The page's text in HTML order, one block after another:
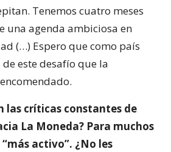
Tenemos cuatro meses
una agenda ambiciosa en
(…) Espero que como país
este desafío que la
las críticas constantes de
La Moneda? Para muchos
activo”. ¿No les